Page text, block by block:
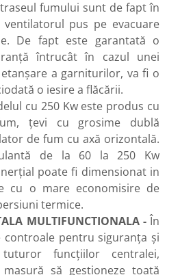
fumului sunt de fapt în
pus pe evacuare
De fapt este garantată o
întrucât în cazul unei
a garniturilor, va fi o
o iesire a flăcării.
cu 250 Kw este produs cu
țevi cu grosime dublă
de fum cu axă orizontală.
de la 60 la 250 Kw
poate fi dimensionat in
cu o mare economisire de
termice.
MULTIFUNCTIONALA -În
controale pentru siguranţa şi
funcţiilor centralei,
să gestioneze toată